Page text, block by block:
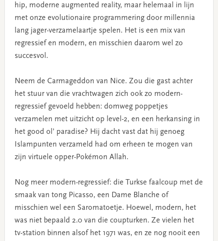
hip, moderne augmented reality, maar helemaal in lijn
met onze evolutionaire programmering door millennia
lang jager-verzamelaartje spelen. Het is een mix van
regressief en modern, en misschien daarom wel zo
succesvol.
Neem de Carmageddon van Nice. Zou die gast achter
het stuur van die vrachtwagen zich ook zo modern-
regressief gevoeld hebben: domweg poppetjes
verzamelen met uitzicht op level-2, en een herkansing in
het good ol’ paradise? Hij dacht vast dat hij genoeg
Islampunten verzameld had om erheen te mogen van
zijn virtuele opper-Pokémon Allah.
Nog meer modern-regressief: die Turkse faalcoup met de
smaak van tong Picasso, een Dame Blanche of
misschien wel een Saromatoetje. Hoewel, modern, het
was niet bepaald 2.0 van die coupturken. Ze vielen het
tv-station binnen alsof het 1971 was, en ze nog nooit een